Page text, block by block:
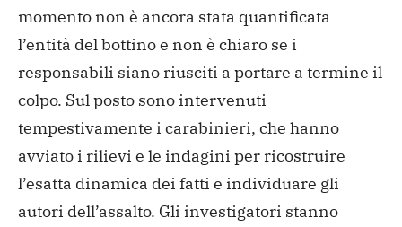
momento non è ancora stata quantificata
l’entità del bottino e non è chiaro se i
responsabili siano riusciti a portare a termine il
colpo. Sul posto sono intervenuti
tempestivamente i carabinieri, che hanno
avviato i rilievi e le indagini per ricostruire
l’esatta dinamica dei fatti e individuare gli
autori dell’assalto. Gli investigatori stanno